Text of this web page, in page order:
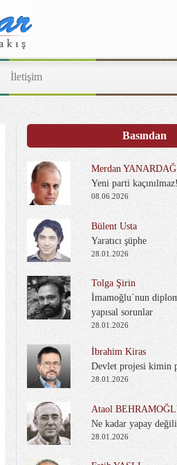
İletişim
Basından
Merdan YANARDAĞ
Yeni parti kaçınılmaz!
08.06.2026
Bülent Usta
Yaratıcı şüphe
28.01.2026
Tolga Şirin
İmamoğlu`nun
yapısal sorunlar
28.01.2026
İbrahim Kiras
Devlet projesi kimin
28.01.2026
Ataol
Ne kadar yapay
28.01.2026